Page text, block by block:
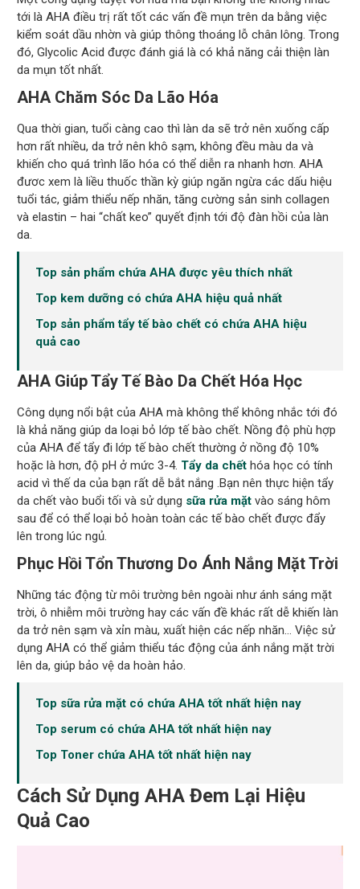
tới là AHA điều trị rất tốt các vấn đề mụn trên da bằng việc
kiểm soát dầu nhờn và giúp thông thoáng lỗ chân lông. Trong
đó, Glycolic Acid được đánh giá là có khả năng cải thiện làn
da mụn tốt nhất.
AHA Chăm Sóc Da Lão Hóa
Qua thời gian, tuổi càng cao thì làn da sẽ trở nên xuống cấp
hơn rất nhiều, da trở nên khô sạm, không đều màu da và
khiến cho quá trình lão hóa có thể diễn ra nhanh hơn. AHA
đươc xem là liều thuốc thần kỳ giúp ngăn ngừa các dấu hiệu
tuổi tác, giảm thiểu nếp nhăn, tăng cường sản sinh collagen
và elastin – hai “chất keo” quyết định tới độ đàn hồi của làn
da.
Top sản phẩm chứa AHA được yêu thích nhất
Top kem dưỡng có chứa AHA hiệu quả nhất
Top sản phẩm tẩy tế bào chết có chứa AHA hiệu
quả cao
AHA Giúp Tẩy Tế Bào Da Chết Hóa Học
Công dụng nổi bật của AHA mà không thể không nhắc tới đó
là khả năng giúp da loại bỏ lớp tế bào chết. Nồng độ phù hợp
của AHA để tẩy đi lớp tế bào chết thường ở nồng độ 10%
hoặc là hơn, độ pH ở mức 3-4. Tẩy da chết hóa học có tính
acid vì thế da của bạn rất dễ bắt nắng .Bạn nên thực hiện tẩy
da chết vào buổi tối và sử dụng sữa rửa mặt vào sáng hôm
sau để có thể loại bỏ hoàn toàn các tế bào chết được đẩy
lên trong lúc ngủ.
Phục Hồi Tổn Thương Do Ánh Nắng Mặt Trời
Những tác động từ môi trường bên ngoài như ánh sáng mặt
trời, ô nhiễm môi trường hay các vấn đề khác rất dễ khiến làn
da trở nên sạm và xỉn màu, xuất hiện các nếp nhăn… Việc sử
dụng AHA có thể giảm thiểu tác động của ánh nắng mặt trời
lên da, giúp bảo vệ da hoàn hảo.
Top sữa rửa mặt có chứa AHA tốt nhất hiện nay
Top serum có chứa AHA tốt nhất hiện nay
Top Toner chứa AHA tốt nhất hiện nay
Cách Sử Dụng AHA Đem Lại Hiệu
Quả Cao